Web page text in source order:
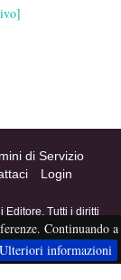
di Servizio
Login
Editore. Tutti i diritti
è a scopo di lucro,
divertimento, e
senza esplicito
Continuando a
Ulteriori informazioni